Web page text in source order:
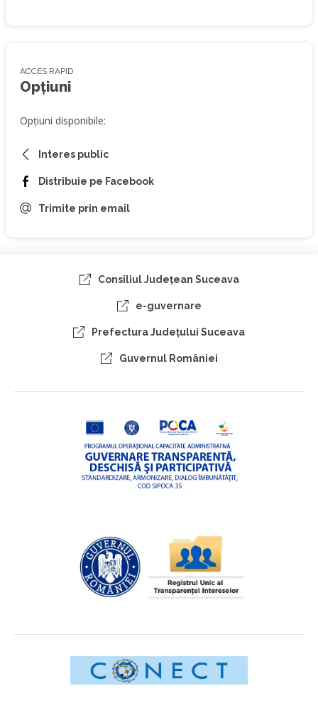
ACCES RAPID
Opțiuni
Opțiuni disponibile:
Interes public
Distribuie pe Facebook
Trimite prin email
Consiliul Judeţean Suceava
e-guvernare
Prefectura Judeţului Suceava
Guvernul României